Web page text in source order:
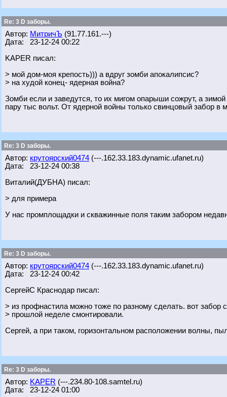
Re: 3 D заборы.
Автор: МитричЪ (91.77.161.---)
Дата: 23-12-24 00:22
KAPER писал:
> мой дом-моя крепость))) а вдруг зомби апокалипсис?
> на худой конец- ядерная война?
Зомби если и заведутся, то их мигом опарыши сожрут, а
пару тыс вольт. От ядерной войны только свинцовый забор в
Re: 3 D заборы.
Автор: крутоярский0474 (---.162.33.183.dynamic.ufanet.ru)
Дата: 23-12-24 00:38
Виталий(ДУБНА) писал:
> для примера
У нас промплощадки и скважинные поля таким забором
Re: 3 D заборы.
Автор: крутоярский0474 (---.162.33.183.dynamic.ufanet.ru)
Дата: 23-12-24 00:42
СергейС Краснодар писал:
> из профнастила можно тоже по разному сделать. вот забор
> прошлой неделе смонтировали.
Сергей, а при таком, горизонтальном расположении волны,
Re: 3 D заборы.
Автор: KAPER (---.234.80-108.samtel.ru)
Дата: 23-12-24 01:00